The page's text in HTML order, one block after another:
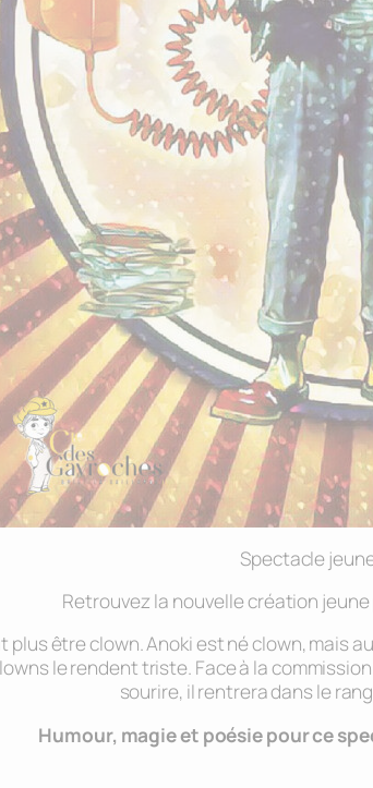
Spectacle
Retrouvez la nouvelle création
plus être clown. Anoki est né clown, mais
le rendent triste. Face à la
sourire, il rentrera dans le
Humour, magie et poésie pour ce